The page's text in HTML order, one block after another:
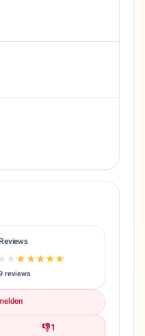
★★★★★
reviews
👎1